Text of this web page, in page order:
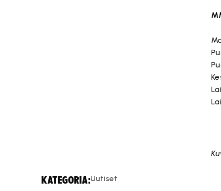
KATEGORIA:Uutiset